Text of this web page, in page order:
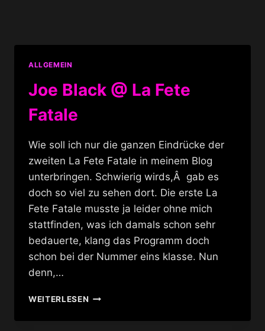
ALLGEMEIN
Joe Black @ La Fete
Fatale
Wie soll ich nur die ganzen Eindrücke der
zweiten La Fete Fatale in meinem Blog
unterbringen. Schwierig wirds,Â gab es
doch so viel zu sehen dort. Die erste La
Fete Fatale musste ja leider ohne mich
stattfinden, was ich damals schon sehr
bedauerte, klang das Programm doch
schon bei der Nummer eins klasse. Nun
denn,…
WEITERLESENJOE
@